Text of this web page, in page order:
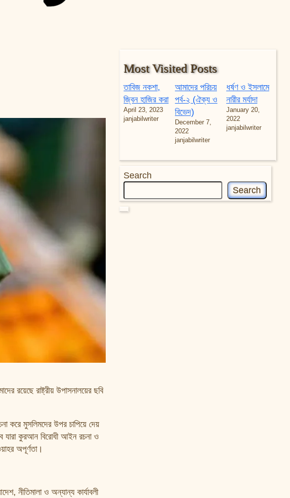
রয়েছে রাষ্ট্রীয় উপাসনালয়ের ছবি
করে মুসলিমদের উপর চাপিয়ে দেয়
রব যারা কুরআন বিরোধী আইন রচনা ও
অপূর্ণতা।
নীতিমালা ও অন্যান্য কার্যাবলী
Most Visited Posts
তাবিজ নকশা,
জ্বিন হাজির করা
April 23, 2023
janjabilwriter
আমাদের পরিচয়
পর্ব-২ (ঐক্য ও
বিভেদ)
December 7,
2022
janjabilwriter
ধর্ষণ ও ইসলামে
নারীর মর্যাদা
January 20,
2022
janjabilwriter
Search
Search